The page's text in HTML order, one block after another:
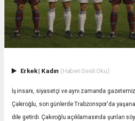
Erkek| Kadın (Haberi Sesli Oku)
İş insanı, siyasetçi ve aynı zamanda
Çakıroğlu, son günlerde Trabzonspor'da
dile getirdi. Çakıroğlu açıklamasında şunları